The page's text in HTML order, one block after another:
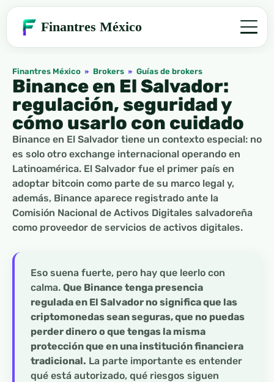
Finantres México
Finantres México » Brokers » Guías de brokers
Binance en El Salvador:
regulación, seguridad y
cómo usarlo con cuidado
Binance en El Salvador tiene un contexto especial: no
es solo otro exchange internacional operando en
Latinoamérica. El Salvador fue el primer país en
adoptar bitcoin como parte de su marco legal y,
además, Binance aparece registrado ante la
Comisión Nacional de Activos Digitales salvadoreña
como proveedor de servicios de activos digitales.
Eso suena fuerte, pero hay que leerlo con
calma. Que Binance tenga presencia
regulada en El Salvador no significa que las
criptomonedas sean seguras, que no puedas
perder dinero o que tengas la misma
protección que en una institución financiera
tradicional. La parte importante es entender
qué está autorizado, qué riesgos siguen